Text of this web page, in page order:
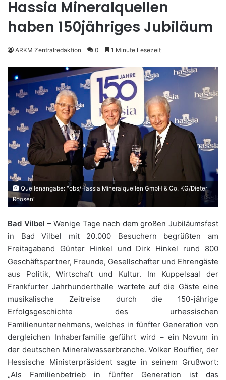
Hassia Mineralquellen
haben 150jähriges Jubiläum
ARKM Zentralredaktion 0 1 Minute Lesezeit
Quellenangabe: "obs/Hassia Mineralquellen GmbH & Co. KG/Dieter
Roosen"
Bad Vilbel – Wenige Tage nach dem großen Jubiläumsfest
in Bad Vilbel mit 20.000 Besuchern begrüßten am
Freitagabend Günter Hinkel und Dirk Hinkel rund 800
Geschäftspartner, Freunde, Gesellschafter und Ehrengäste
aus Politik, Wirtschaft und Kultur. Im Kuppelsaal der
Frankfurter Jahrhunderthalle wartete auf die Gäste eine
musikalische Zeitreise durch die 150-jährige
Erfolgsgeschichte des urhessischen
Familienunternehmens, welches in fünfter Generation von
dergleichen Inhaberfamilie geführt wird – ein Novum in
der deutschen Mineralwasserbranche. Volker Bouffier, der
Hessische Ministerpräsident sagte in seinem Grußwort:
„Als Familienbetrieb in fünfter Generation ist das